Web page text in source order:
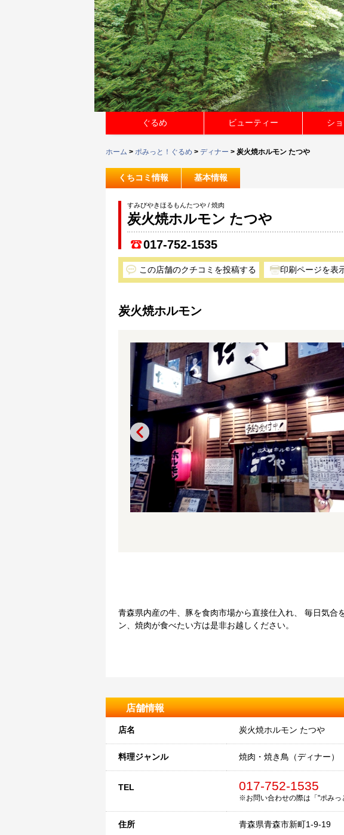
ぐるめ ビューティー シ
ホーム > ポみっと！ぐるめ > ディナー > 炭火焼ホルモン たつや
くちコミ情報 基本情報
すみびやきほるもんたつや / 焼肉
炭火焼ホルモン たつや
017-752-1535
この店舗のクチコミを投稿する
炭火焼ホルモン
青森県内産の牛、豚を食肉市場から直接仕入れ、 毎日気合
ン、焼肉が食べたい方は是非お越しください。
店舗情報
店名 炭火焼ホルモン たつや
料理ジャンル 焼肉・焼き鳥（ディナー）
TEL 017-752-1535
※お問い合わせの際は「"ポみっ
住所 青森県青森市新町1-9-19